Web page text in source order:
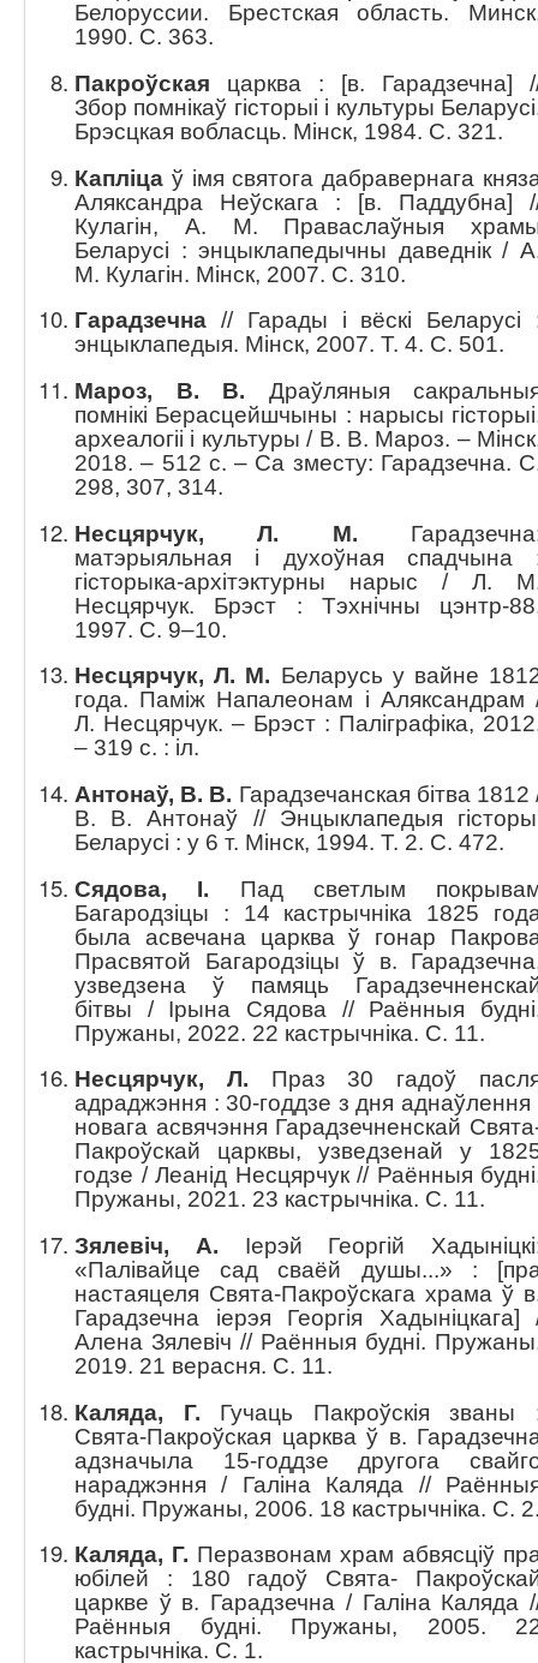
Белоруссии. Брестская область.
1990. С. 363.
Пакроўская царква : [в. Гарадзечна]
Збор помнікаў гісторыі і культуры
Брэсцкая вобласць. Мінск, 1984. С. 321.
Капліца ў імя святога дабравернага
Аляксандра Неўскага : [в. Паддубна]
Кулагін, А. М. Праваслаўныя
Беларусі : энцыклапедычны даведнік /
М. Кулагін. Мінск, 2007. С. 310.
Гарадзечна // Гарады і вёскі Беларусі
энцыклапедыя. Мінск, 2007. Т. 4. С. 501.
Мароз, В. В. Драўляныя
помнікі Берасцейшчыны : нарысы
археалогіі і культуры / В. В. Мароз. –
2018. – 512 с. – Са зместу: Гарадзечна.
298, 307, 314.
Несцярчук, Л. М.
матэрыяльная і духоўная спадчына
гісторыка-архітэктурны нарыс / Л.
Несцярчук. Брэст : Тэхнічны цэнтр-
1997. С. 9–10.
Несцярчук, Л. М. Беларусь у вайне
года. Паміж Напалеонам і Аляксандрам
Л. Несцярчук. – Брэст : Паліграфіка,
– 319 с. : іл.
Антонаў, В. В. Гарадзечанская бітва 1812
В. В. Антонаў // Энцыклапедыя
Беларусі : у 6 т. Мінск, 1994. Т. 2. С. 472.
Сядова, І. Пад светлым
Багародзіцы : 14 кастрычніка 1825
была асвечана царква ў гонар
Прасвятой Багародзіцы ў в.
узведзена ў памяць
бітвы / Ірына Сядова // Раённыя
Пружаны, 2022. 22 кастрычніка. С. 11.
Несцярчук, Л. Праз 30 гадоў
адраджэння : 30-годдзе з дня аднаўлення
новага асвячэння Гарадзечненскай
Пакроўскай царквы, узведзенай у
годзе / Леанід Несцярчук // Раённыя
Пружаны, 2021. 23 кастрычніка. С. 11.
Зялевіч, А. Іерэй Георгій
«Палівайце сад сваёй душы...» :
настаяцеля Свята-Пакроўскага храма ў
Гарадзечна іерэя Георгія Хадыніцкага]
Алена Зялевіч // Раённыя будні.
2019. 21 верасня. С. 11.
Каляда, Г. Гучаць Пакроўскія званы
Свята-Пакроўская царква ў в.
адзначыла 15-годдзе другога
нараджэння / Галіна Каляда //
будні. Пружаны, 2006. 18 кастрычніка. C.
Каляда, Г. Перазвонам храм абвясціў
юбілей : 180 гадоў Свята-
царкве ў в. Гарадзечна / Галіна Каляда
Раённыя будні. Пружаны, 2005.
кастрычніка. C. 1.